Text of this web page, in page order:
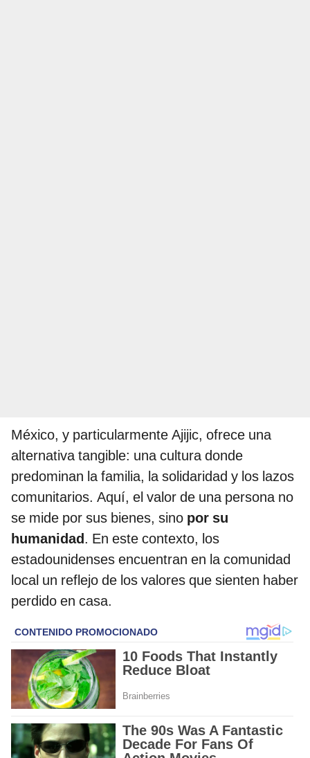
México, y particularmente Ajijic, ofrece una
alternativa tangible: una cultura donde
predominan la familia, la solidaridad y los lazos
comunitarios. Aquí, el valor de una persona no
se mide por sus bienes, sino por su
humanidad. En este contexto, los
estadounidenses encuentran en la comunidad
local un reflejo de los valores que sienten haber
perdido en casa.